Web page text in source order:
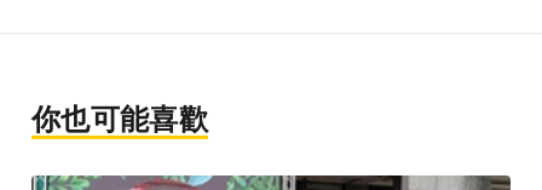
你也可能喜歡